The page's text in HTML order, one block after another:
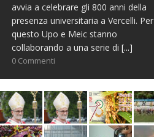
avvia a celebrare gli 800 anni della
presenza universitaria a Vercelli. Per
questo Upo e Meic stanno
collaborando a una serie di [...]
0 Commenti